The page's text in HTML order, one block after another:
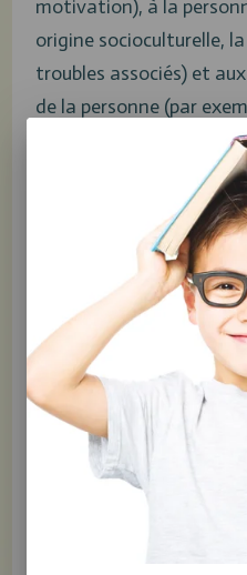
motivation), à la
origine socioculturelle,
troubles associés) et
de la personne (par
famille, dans sa
et professionnelles
compte de ces
l’influence qu’elles
performance.
Ce n’est qu’à partir de
peut être confirmée ou
douance intellectuelle.
précédemment, une
être effectuée. Celle-ci